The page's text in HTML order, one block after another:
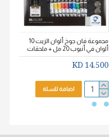
مجموعة فان جوخ ألوان الزيت 10
ألوان في أنبوب 20 مل + ملحقات
14.500 KD
اضافة للسلة